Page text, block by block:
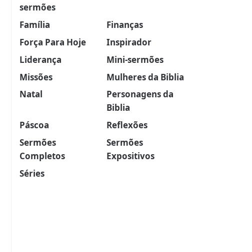
sermões
Família
Finanças
Força Para Hoje
Inspirador
Liderança
Mini-sermões
Missões
Mulheres da Biblia
Natal
Personagens da
Biblia
Páscoa
Reflexões
Sermões
Completos
Sermões
Expositivos
Séries